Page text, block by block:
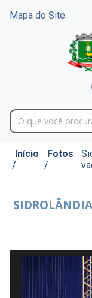
Mapa do Site
Início
/
Fotos
/